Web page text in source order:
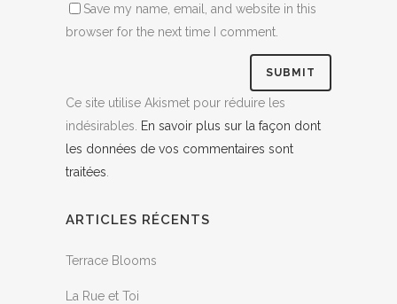
Save my name, email, and website in this
browser for the next time I comment.
Ce site utilise Akismet pour réduire les
indésirables.
En savoir plus sur la façon dont
les données de vos commentaires sont
traitées
ARTICLES RÉCENTS
Terrace Blooms
La Rue et Toi